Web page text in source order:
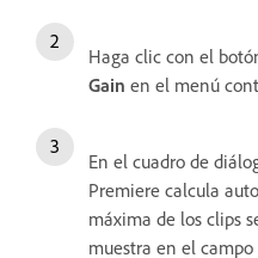
Haga clic con el
Gain en el menú
En el cuadro de
Premiere calcula
máxima de los clips
muestra en el campo